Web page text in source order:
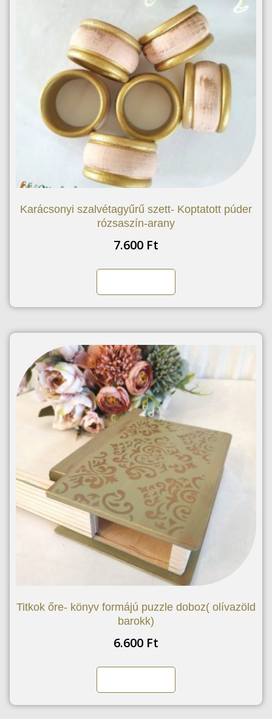
Karácsonyi szalvétagyűrű szett- Koptatott púder
rózsaszín-arany
7.600 Ft
Titkok őre- könyv formájú puzzle doboz( olívazöld
barokk)
6.600 Ft